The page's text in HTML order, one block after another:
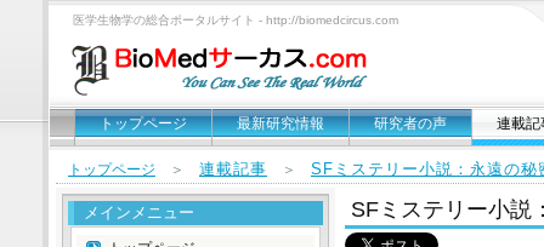
医学生物学の総合ポータルサイト - http://biomedcircus.com
トップページ 最新研究情報 研究者の声 連載記
トップページ ＞ 連載記事 ＞ SFミステリー小説：永遠の秘
SFミステリー小説
メインメニュー